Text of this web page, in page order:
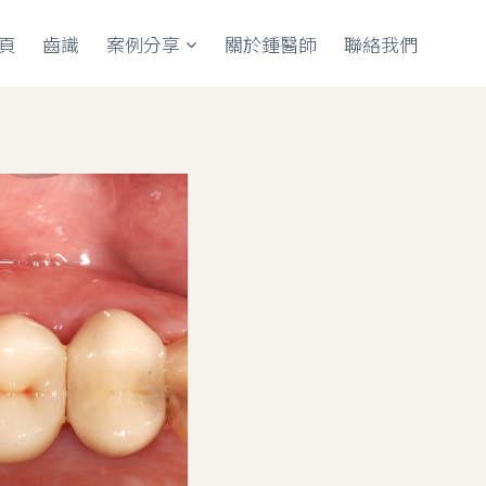
齒識 案例分享 關於鍾醫師 聯絡我們